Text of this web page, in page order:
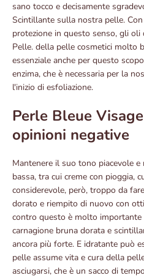
sano tocco e decisamente
Scintillante sulla nostra pelle.
protezione in questo senso, gli
Pelle. della pelle cosmetici molto
essenziale anche per questo
enzima, che è necessaria per la
l'inizio di esfoliazione.
Perle Bleue
opinioni negative
Mantenere il suo tono piacevole
bassa, tra cui creme con pioggia,
considerevole, però, troppo da
dorato e riempito di nuovo con
contro questo è molto
carnagione bruna dorata e
ancora più forte. E idratante può
pelle assume vita e cura della
asciugarsi, che è un sacco di